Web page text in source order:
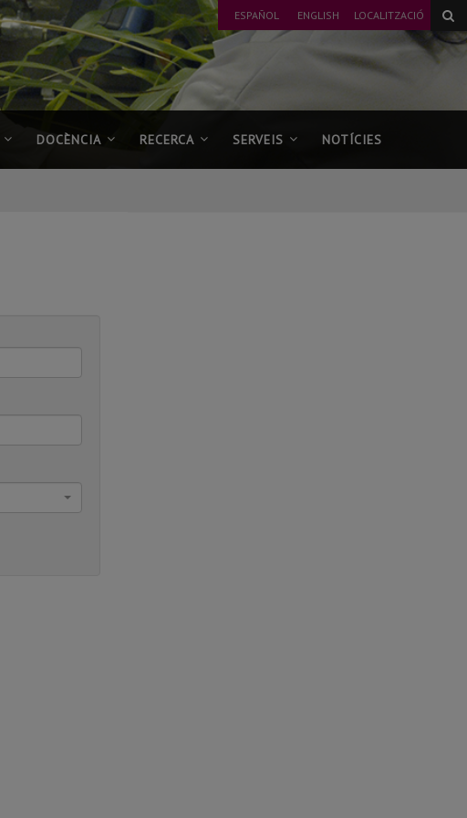
LOCALITZACIÓ
ESPAÑOL ENGLISH
DOCÈNCIA RECERCA SERVEIS NOTÍCIES